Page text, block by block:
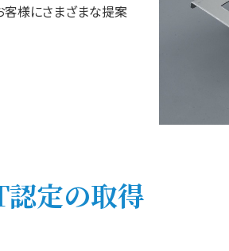
客様にさまざまな提案
認定の取得